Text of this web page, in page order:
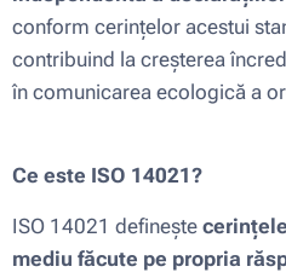
conform cerințelor acestui
contribuind la creșterea
în comunicarea ecologică a
Ce este ISO 14021?
ISO 14021 definește
mediu făcute pe propria